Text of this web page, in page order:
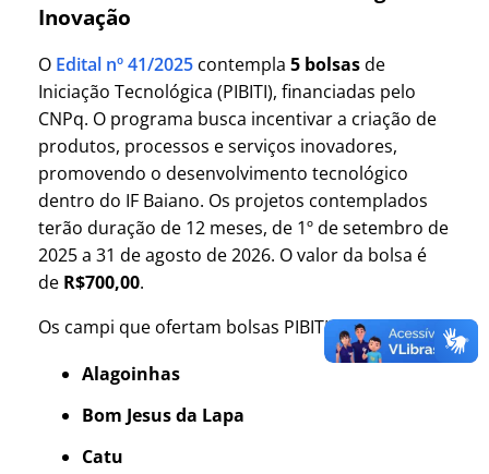
Inovação
O Edital nº 41/2025 contempla 5 bolsasde
Iniciação Tecnológica (PIBITI), financiadas pelo
CNPq. O programa busca incentivar a criação de
produtos, processos e serviços inovadores,
promovendo o desenvolvimento tecnológico
dentro do IF Baiano. Os projetos contemplados
terão duração de 12 meses, de 1º de setembro de
2025 a 31 de agosto de 2026. O valor da bolsa é
de R$700,00.
Os campi que ofertam bolsas PIBITI são:
Alagoinhas
Bom Jesus da Lapa
Catu